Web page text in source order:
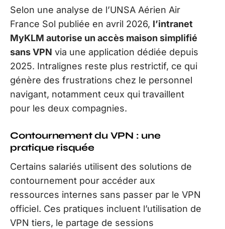
Selon une analyse de l’UNSA Aérien Air
France Sol publiée en avril 2026, l’intranet
MyKLM autorise un accès maison simplifié
sans VPN via une application dédiée depuis
2025. Intralignes reste plus restrictif, ce qui
génère des frustrations chez le personnel
navigant, notamment ceux qui travaillent
pour les deux compagnies.
Contournement du VPN : une
pratique risquée
Certains salariés utilisent des solutions de
contournement pour accéder aux
ressources internes sans passer par le VPN
officiel. Ces pratiques incluent l’utilisation de
VPN tiers, le partage de sessions